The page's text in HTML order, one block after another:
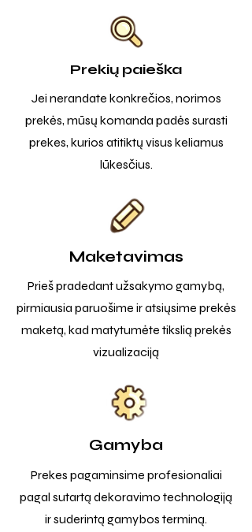
Prekių paieška
Jei nerandate konkrečios, norimos
prekės, mūsų komanda padės surasti
prekes, kurios atitiktų visus keliamus
lūkesčius.
Maketavimas
Prieš pradedant užsakymo gamybą,
pirmiausia paruošime ir atsiųsime prekės
maketą, kad matytumėte tikslią prekės
vizualizaciją
Gamyba
Prekes pagaminsime profesionaliai
pagal sutartą dekoravimo technologiją
ir suderintą gamybos terminą.